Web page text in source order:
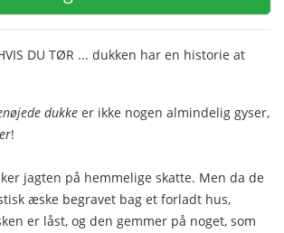
DU TØR ... dukken har en historie at
dukke er ikke nogen almindelig gyser,
!
jagten på hemmelige skatte. Men da de
æske begravet bag et forladt hus,
er låst, og den gemmer på noget, som